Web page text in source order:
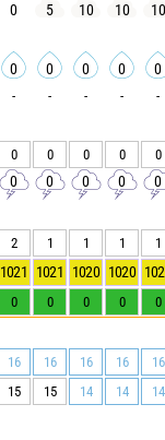
0 5 10 10 10
0 0 0 0 0
- - - - -
0 0 0 0 0
0 0 0 0 0
2 1 1 1 1
1021 1021 1020 1020
0 0 0 0 0
16 16 16 16
16
15 15 14 14 14